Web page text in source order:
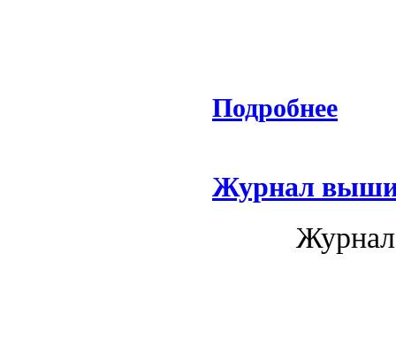
Подробнее
Журнал